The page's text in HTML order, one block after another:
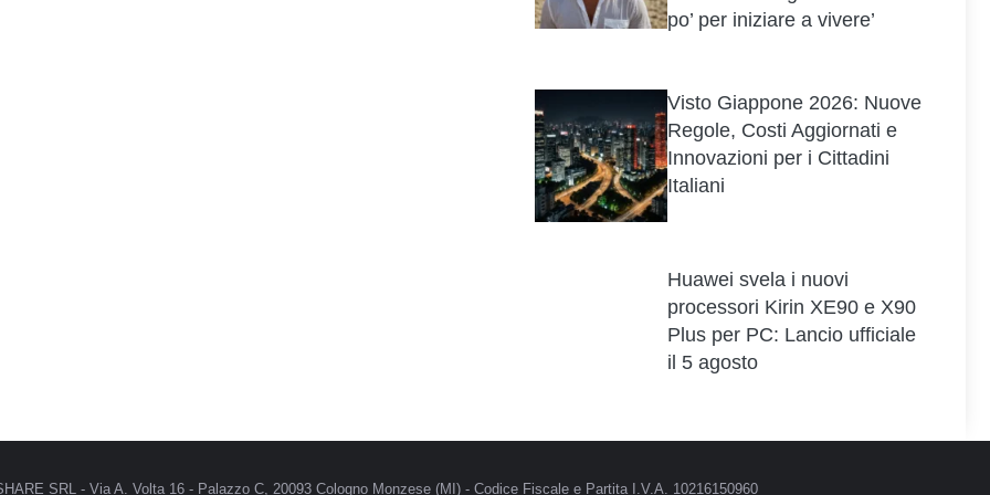
po’ per iniziare a vivere’
Visto Giappone 2026: Nuove
Regole, Costi Aggiornati e
Innovazioni per i Cittadini
Italiani
Huawei svela i nuovi
processori Kirin XE90 e X90
Plus per PC: Lancio ufficiale
il 5 agosto
SRL - Via A. Volta 16 - Palazzo C, 20093 Cologno Monzese (MI) - Codice Fiscale e Partita I.V.A. 10216150960